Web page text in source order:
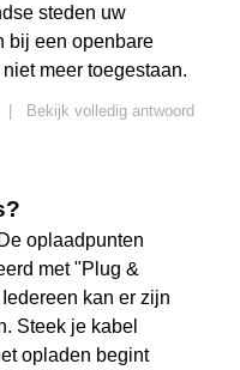
steden uw
bij een openbare
meer toegestaan.
Bekijk volledig antwoord
oplaadpunten
met "Plug &
kan er zijn
Steek je kabel
opladen begint